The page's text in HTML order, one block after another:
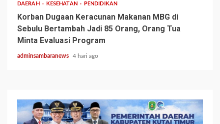
DAERAH KESEHATAN PENDIDIKAN
Korban Dugaan Keracunan Makanan MBG di
Sebulu Bertambah Jadi 85 Orang, Orang Tua
Minta Evaluasi Program
adminsambaranews 4 hari ago